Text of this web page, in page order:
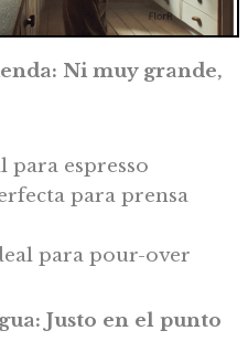
Ni muy grande,
para espresso
para prensa
para pour-over
Justo en el punto